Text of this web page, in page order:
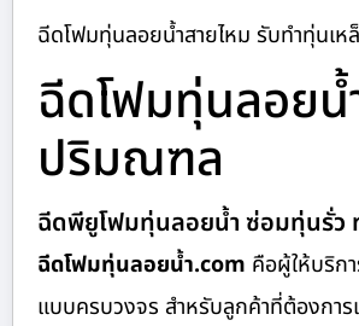
ฉีดโฟมทุ่นลอยน้ำสายไหม รับทำทุ่นเ
ฉีดโฟมทุ่นลอยน้
ปริมณฑล
ฉีดพียูโฟมทุ่นลอยน้ำ ซ่อมทุ่นรั่ว
ฉีดโฟมทุ่นลอยน้ำ.com คือผู้ให้บริก
แบบครบวงจร สำหรับลูกค้าที่ต้องกา